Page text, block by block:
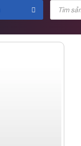
Tìm
kiếm
phẩm